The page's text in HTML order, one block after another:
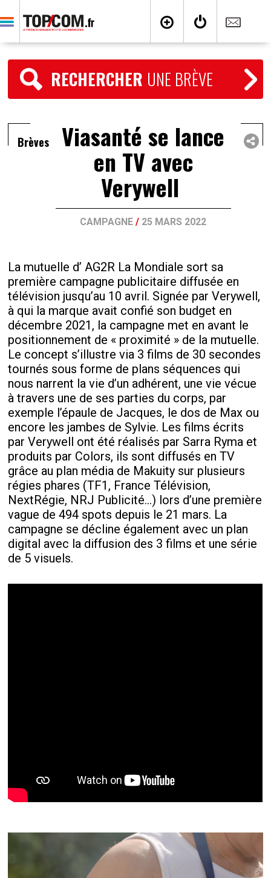
RECHERCHER UNE BRÈVE
Brèves Viasanté se lance
en TV avec
Verywell
CAMPAGNE / 25 MARS 2022
La mutuelle d’ AG2R La Mondiale sort sa
première campagne publicitaire diffusée en
télévision jusqu’au 10 avril. Signée par Verywell,
à qui la marque avait confié son budget en
décembre 2021, la campagne met en avant le
positionnement de « proximité » de la mutuelle.
Le concept s’illustre via 3 films de 30 secondes
tournés sous forme de plans séquences qui
nous narrent la vie d’un adhérent, une vie vécue
à travers une de ses parties du corps, par
exemple l’épaule de Jacques, le dos de Max ou
encore les jambes de Sylvie. Les films écrits
par Verywell ont été réalisés par Sarra Ryma et
produits par Colors, ils sont diffusés en TV
grâce au plan média de Makuity sur plusieurs
régies phares (TF1, France Télévision,
NextRégie, NRJ Publicité...) lors d’une première
vague de 494 spots depuis le 21 mars. La
campagne se décline également avec un plan
digital avec la diffusion des 3 films et une série
de 5 visuels.